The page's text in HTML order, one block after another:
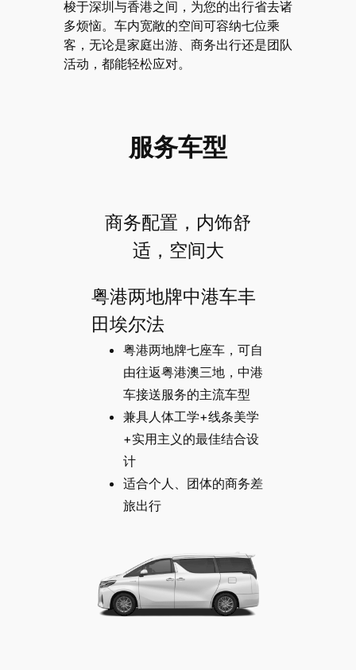
梭于深圳与香港之间，为您的出行省去诸
多烦恼。车内宽敞的空间可容纳七位乘
客，无论是家庭出游、商务出行还是团队
活动，都能轻松应对。
服务车型
商务配置，内饰舒
适，空间大
粤港两地牌中港车丰
田埃尔法
粤港两地牌七座车，可自
由往返粤港澳三地，中港
车接送服务的主流车型
兼具人体工学+线条美学
+实用主义的最佳结合设
计
适合个人、团体的商务差
旅出行